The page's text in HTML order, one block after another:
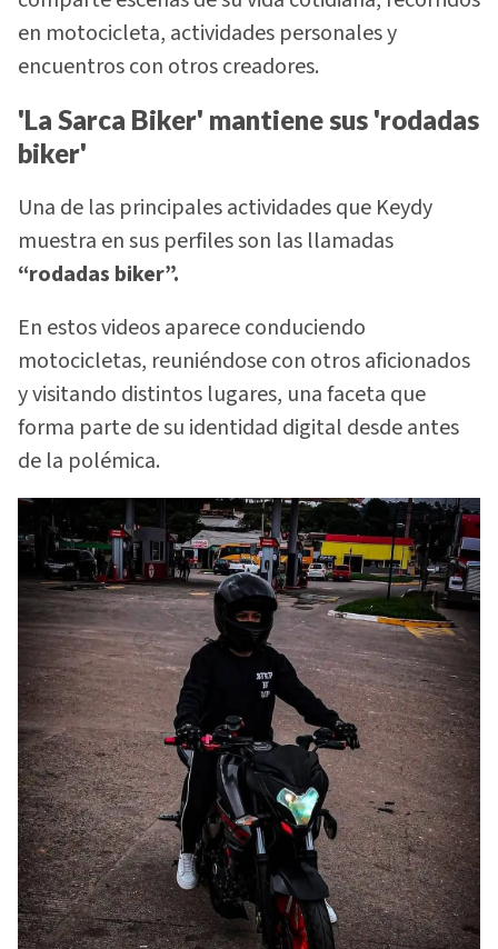
en motocicleta, actividades personales y
encuentros con otros creadores.
'La Sarca Biker' mantiene sus 'rodadas
biker'
Una de las principales actividades que Keydy
muestra en sus perfiles son las llamadas
“rodadas biker”.
En estos videos aparece conduciendo
motocicletas, reuniéndose con otros aficionados
y visitando distintos lugares, una faceta que
forma parte de su identidad digital desde antes
de la polémica.